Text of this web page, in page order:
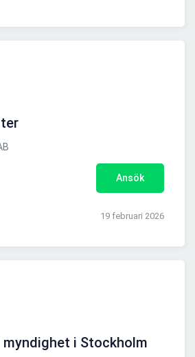
Ansök
19 februari 2026
i Stockholm